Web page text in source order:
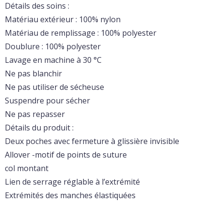
Détails des soins :
Matériau extérieur : 100% nylon
Matériau de remplissage : 100% polyester
Doublure : 100% polyester
Lavage en machine à 30 °C
Ne pas blanchir
Ne pas utiliser de sécheuse
Suspendre pour sécher
Ne pas repasser
Détails du produit :
Deux poches avec fermeture à glissière invisible
Allover -motif de points de suture
col montant
Lien de serrage réglable à l’extrémité
Extrémités des manches élastiquées